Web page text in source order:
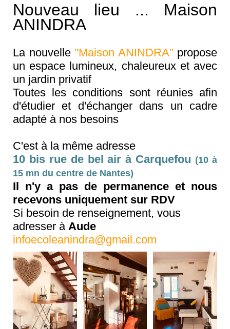
Nouveau lieu ... Maison
ANINDRA
La nouvelle "Maison ANINDRA" propose
un espace lumineux, chaleureux et avec
un jardin privatif
Toutes les conditions sont réunies afin
d'étudier et d'échanger dans un cadre
adapté à nos besoins
C'est à la même adresse
10 bis rue de bel air à Carquefou (10 à
15 mn du centre de Nantes)
Il n'y a pas de permanence et nous
recevons uniquement sur RDV
Si besoin de renseignement, vous
adresser à Aude
infoecoleanindra@gmail.com